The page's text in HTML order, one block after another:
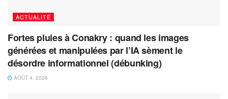
ACTUALITÉ
Fortes pluies à Conakry : quand les images
générées et manipulées par l’IA sèment le
désordre informationnel (débunking)
AOÛT 4, 2026